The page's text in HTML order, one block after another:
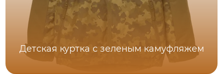
Детская куртка с зеленым камуфляжем